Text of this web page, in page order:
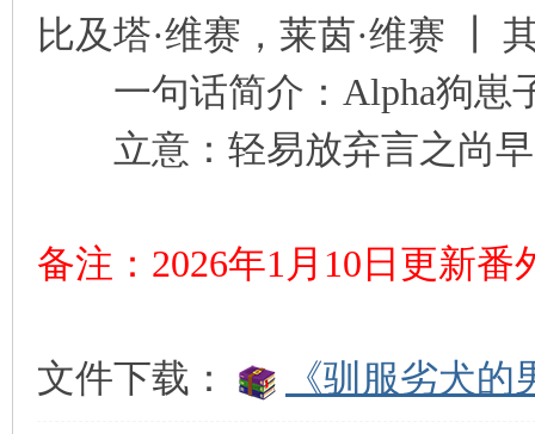
比及塔·维赛，莱茵·维赛 ┃
一句话简介：Alpha狗崽
立意：轻易放弃言之尚早
备注：2026年1月10日更新
文件下载： 《驯服劣犬